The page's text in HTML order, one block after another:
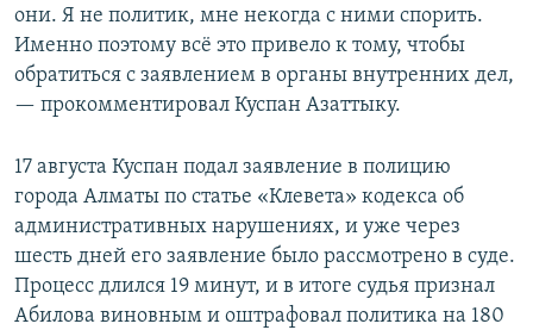
они. Я не политик, мне некогда с ними спорить.
Именно поэтому всё это привело к тому, чтобы
обратиться с заявлением в органы внутренних дел,
— прокомментировал Куспан Азаттыку.
17 августа Куспан подал заявление в полицию
города Алматы по статье «Клевета» кодекса об
административных нарушениях, и уже через
шесть дней его заявление было рассмотрено в суде.
Процесс длился 19 минут, и в итоге судья признал
Абилова виновным и оштрафовал политика на 180